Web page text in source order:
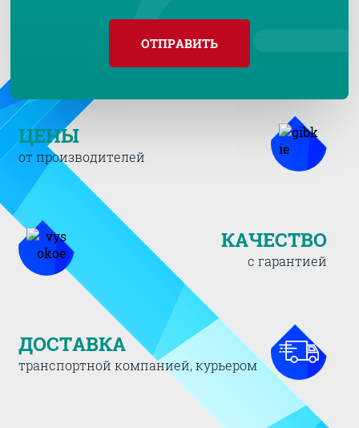
ОТПРАВИТЬ
ЦЕНЫ
от производителей
КАЧЕСТВО
с гарантией
ДОСТАВКА
транспортной компанией, курьером